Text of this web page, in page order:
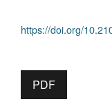
https://doi.org/
PDF